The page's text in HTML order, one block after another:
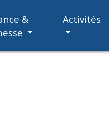
&
Activités